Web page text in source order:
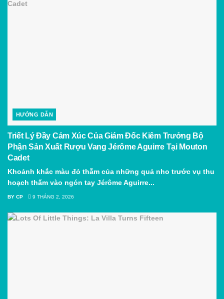
HƯỚNG DẪN
Triết Lý Đầy Cảm Xúc Của Giám Đốc Kiêm Trưởng Bộ
Phận Sản Xuất Rượu Vang Jérôme Aguirre Tại Mouton
Cadet
Khoảnh khắc màu đỏ thẫm của những quả nho trước vụ thu
hoạch thấm vào ngón tay Jérôme Aguirre...
BY CP 9 THÁNG 2, 2026